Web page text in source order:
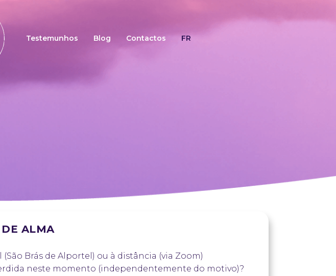
Testemunhos Blog Contactos FR
ALMA
(São Brás de Alportel) ou à distância (via Zoom)
neste momento (independentemente do motivo)?